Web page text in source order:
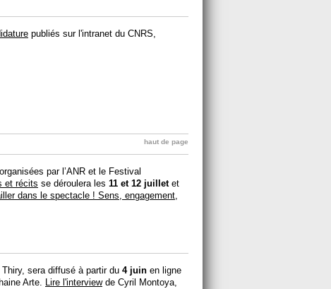
publiés sur l'intranet du CNRS,
haut de page
par l’ANR et le Festival
et récits se déroulera les 11 et 12 juilletet
dans le spectacle ! Sens, engagement,
sera diffusé à partir du 4 juin en ligne
Arte. Lire l'interviewde Cyril Montoya,